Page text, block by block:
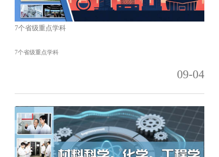
7个省级重点学科
7个省级重点学科
09-04